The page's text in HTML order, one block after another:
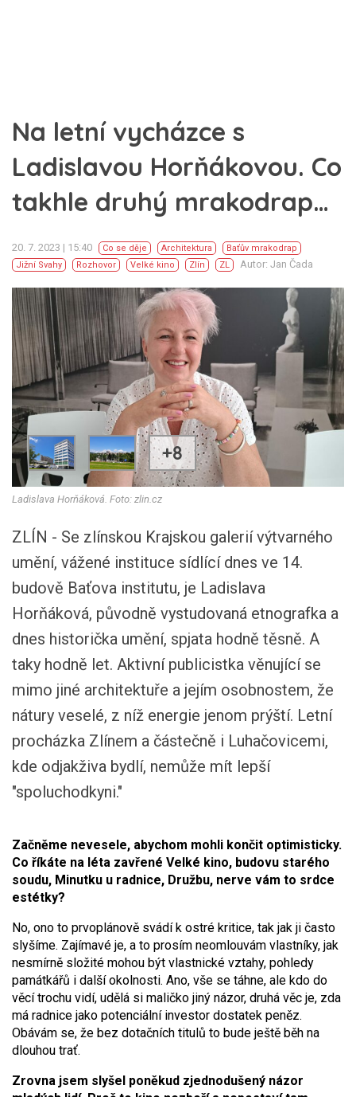
Na letní vycházce s
Ladislavou Horňákovou. Co
takhle druhý mrakodrap…
20. 7. 2023 | 15:40 Co se děje Architektura
Baťův mrakodrap
Jižní Svahy
Rozhovor Velké kino Zlín ZL Autor: Jan Čada
+8
Ladislava Horňáková. Foto: zlin.cz
ZLÍN - Se zlínskou Krajskou galerií výtvarného
umění, vážené instituce sídlící dnes ve 14.
budově Baťova institutu, je Ladislava
Horňáková, původně vystudovaná etnografka a
dnes historička umění, spjata hodně těsně. A
taky hodně let. Aktivní publicistka věnující se
mimo jiné architektuře a jejím osobnostem, že
nátury veselé, z níž energie jenom prýští. Letní
procházka Zlínem a částečně i Luhačovicemi,
kde odjakživa bydlí, nemůže mít lepší
"spoluchodkyni."
Začněme nevesele, abychom mohli končit optimisticky.
Co říkáte na léta zavřené Velké kino, budovu starého
soudu, Minutku u radnice, Družbu, nerve vám to srdce
estétky?
No, ono to prvoplánově svádí k ostré kritice, tak jak ji často
slyšíme. Zajímavé je, a to prosím neomlouvám vlastníky, jak
nesmírně složité mohou být vlastnické vztahy, pohledy
památkářů i další okolnosti. Ano, vše se táhne, ale kdo do
věcí trochu vidí, udělá si maličko jiný názor, druhá věc je, zda
má radnice jako potenciální investor dostatek peněz.
Obávám se, že bez dotačních titulů to bude ještě běh na
dlouhou trať.
Zrovna jsem slyšel poněkud zjednodušený názor